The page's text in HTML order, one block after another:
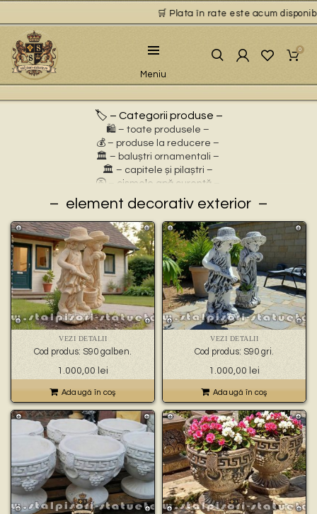
🛒 Plata în rate este acum
Meniu
0
🏷️ – Categorii produse –
🛍️ – toate produsele –
💰 – produse la reducere –
🏛 – baluștri ornamentali –
🏛 – capitele și pilaștri –
🚰 – cișmele apă curentă –
⛲ – fântâni arteziene –
🎀 – idei de cadouri –
🪴 – jardiniere cu personaje –
🌸 – jardiniere pentru flori –
🏗 – socluri și stative –
🦌 – statuete animale sălbatice –
🐕 – statuete animale domestice –
🧘 – statuete buddha –
🧺 – statuete cu coșulețe –
🐉 – statuete gargoyles –
👼 – statuete religioase și îngerași –
🦜 – statuete păsări –
💧 – statuete pentru fântâni –
🍄 – statuete pitici și troli –
🏺 – vaze pentru flori –
element decorativ exterior
VEZI DETALII
Cod produs: S90 galben.
1.000,00 lei
Adaugă în coş
VEZI DETALII
Cod produs: S90 gri.
1.000,00 lei
Adaugă în coş